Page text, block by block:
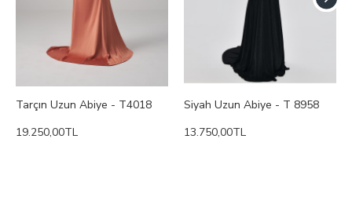
Tarçın Uzun Abiye - T4018
19.250,00TL
Siyah Uzun Abiye - T 8958
13.750,00TL